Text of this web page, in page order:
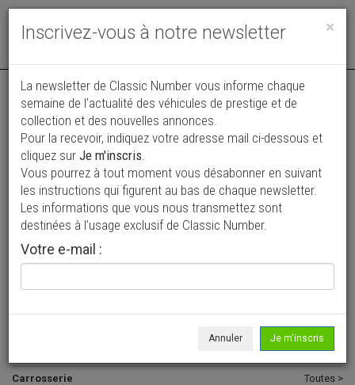
Toggle
Vos annonces vues par
plus de 4 millions de collectionneurs
Ajouter une annonce
> Rechercher un véhicule
Tous >
Carrosserie Toutes >
×
Inscrivez-vous à notre newsletter
La newsletter de Classic Number vous informe chaque
semaine de l’actualité des véhicules de prestige et de
collection et des nouvelles annonces.
Pour la recevoir, indiquez votre adresse mail ci-dessous et
cliquez sur Je m'inscris.
Vous pourrez à tout moment vous désabonner en suivant
les instructions qui figurent au bas de chaque newsletter.
Les informations que vous nous transmettez sont
destinées à l’usage exclusif de Classic Number.
Votre e-mail :
Annuler Je m'inscris